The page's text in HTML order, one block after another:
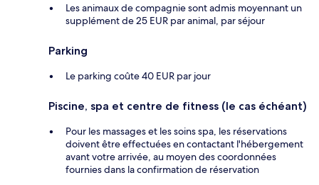
Les animaux de compagnie sont admis moyennant un
supplément de 25 EUR par animal, par séjour
Parking
Le parking coûte 40 EUR par jour
Piscine, spa et centre de fitness (le cas échéant)
Pour les massages et les soins spa, les réservations
doivent être effectuées en contactant l'hébergement
avant votre arrivée, au moyen des coordonnées
fournies dans la confirmation de réservation